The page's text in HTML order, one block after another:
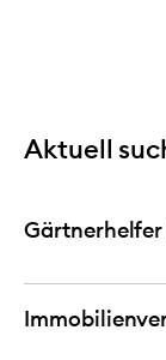
Aktuell